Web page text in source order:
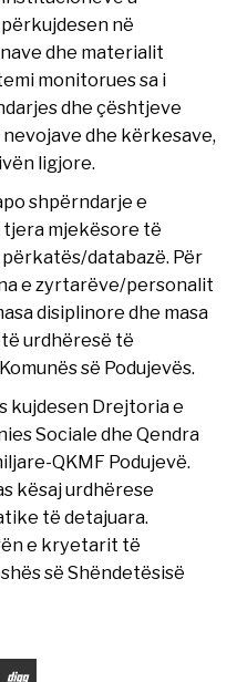
në
dhe materialit
monitorues sa i
dhe çështjeve
dhe kërkesave,
ligjore.
shpërndarje e
mjekësore të
databazë. Për
e zyrtarëve/personalit
disiplinore dhe masa
urdhëresë të
së Podujevës.
kujdesen Drejtoria e
Sociale dhe Qendra
QKMF Podujevë.
kësaj urdhërese
të detajuara.
e kryetarit të
së Shëndetësisë